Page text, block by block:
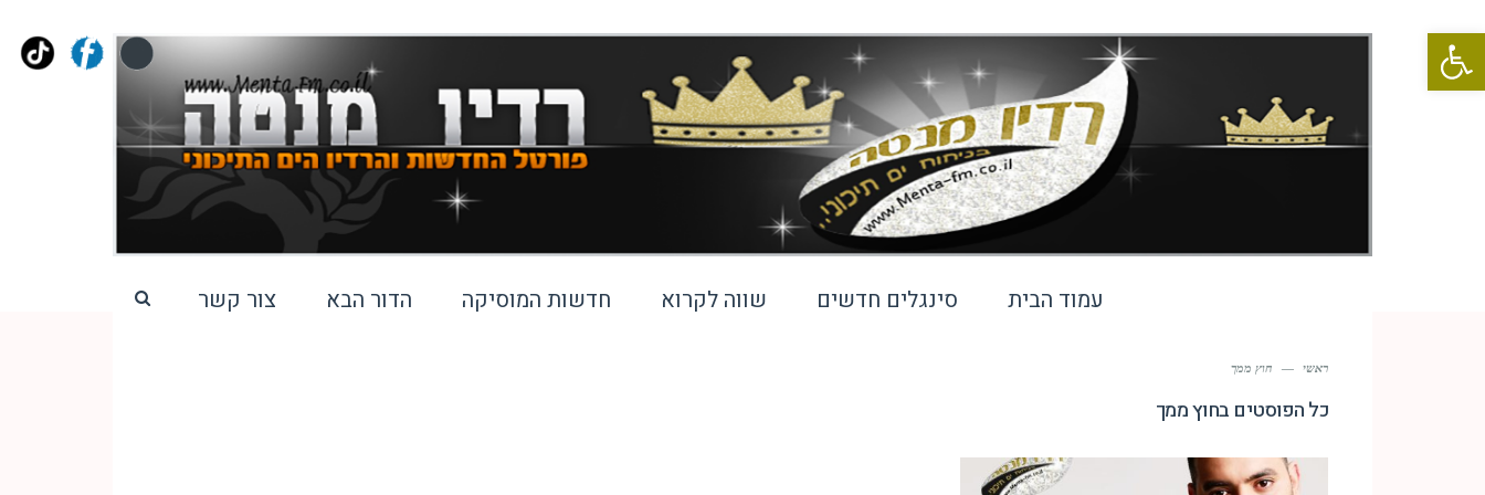
פתח סרגל נגישות
עמוד הבית סינגלים חדשים שווה לקרוא חדשות המוסיקה הדור הבא צור קשר
ראשי — חוץ ממך
כל הפוסטים בחוץ ממך